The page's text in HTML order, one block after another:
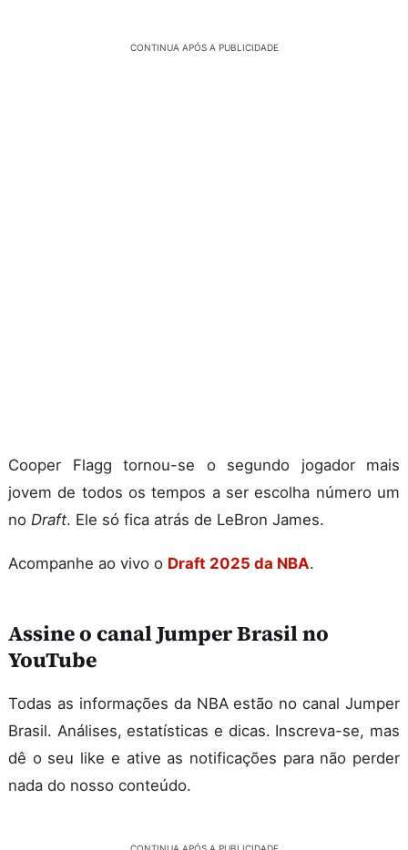
CONTINUA APÓS A PUBLICIDADE
Cooper Flagg tornou-se o segundo jogador mais
jovem de todos os tempos a ser escolha número um
no Draft. Ele só fica atrás de LeBron James.
Acompanhe ao vivo o Draft 2025 da NBA.
Assine o canal Jumper Brasil no
YouTube
Todas as informações da NBA estão no canal Jumper
Brasil. Análises, estatísticas e dicas. Inscreva-se, mas
dê o seu like e ative as notificações para não perder
nada do nosso conteúdo.